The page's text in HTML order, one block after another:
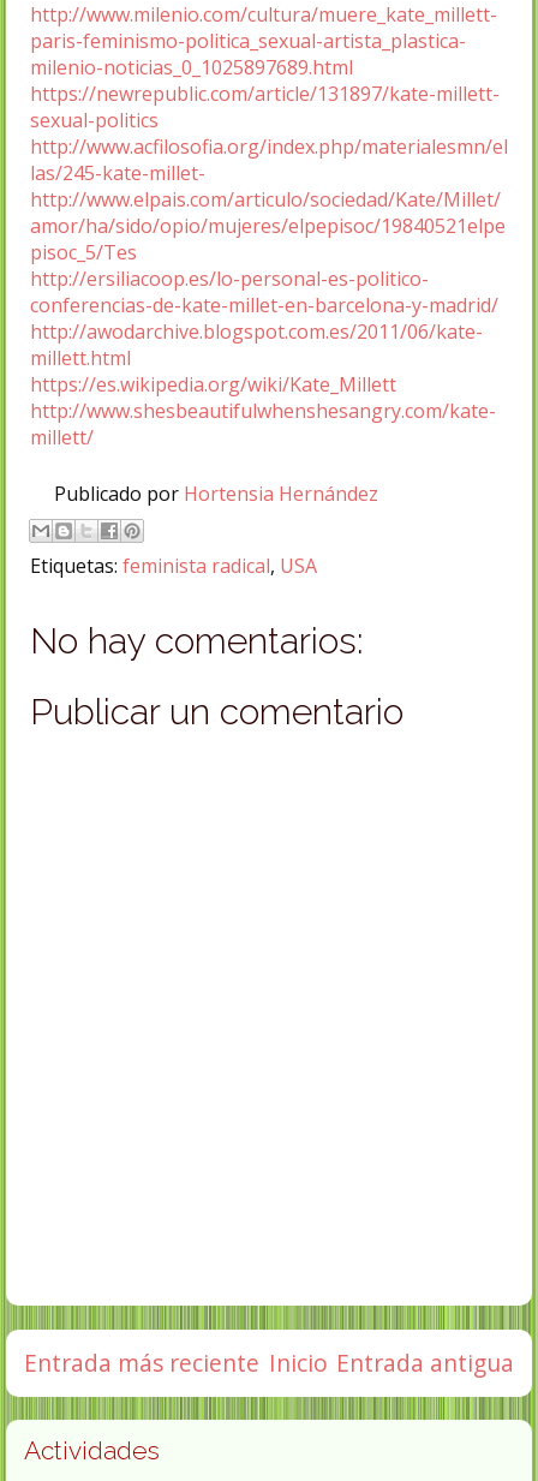
http://www.milenio.com/cultura/muere_kate_millett-
paris-feminismo-politica_sexual-artista_plastica-
milenio-noticias_0_1025897689.html
https://newrepublic.com/article/131897/kate-millett-
sexual-politics
http://www.acfilosofia.org/index.php/materialesmn/el
las/245-kate-millet-
http://www.elpais.com/articulo/sociedad/Kate/Millet/
amor/ha/sido/opio/mujeres/elpepisoc/19840521elpe
pisoc_5/Tes
http://ersiliacoop.es/lo-personal-es-politico-
conferencias-de-kate-millet-en-barcelona-y-madrid/
http://awodarchive.blogspot.com.es/2011/06/kate-
millett.html
https://es.wikipedia.org/wiki/Kate_Millett
http://www.shesbeautifulwhenshesangry.com/kate-
millett/
Publicado por Hortensia Hernández
Etiquetas: feminista radical, USA
No hay comentarios:
Publicar un comentario
Entrada más reciente Entrada antigua
Inicio
Actividades